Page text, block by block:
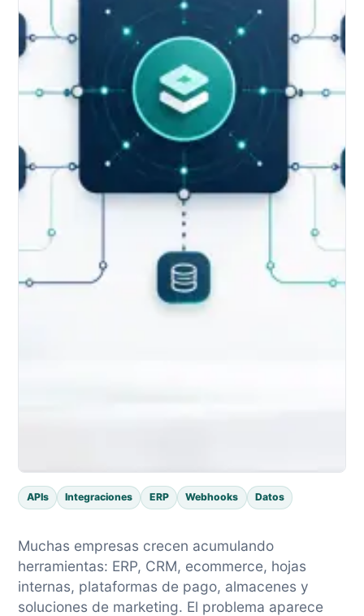
APIs Integraciones ERP Webhooks Datos
Muchas empresas crecen acumulando
herramientas: ERP, CRM, ecommerce, hojas
internas, plataformas de pago, almacenes y
soluciones de marketing. El problema aparece